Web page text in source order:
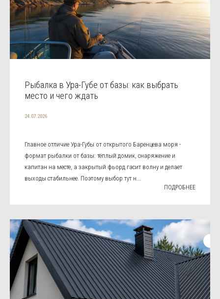
Рыбалка в Ура-Губе от базы: как выбрать
место и чего ждать
24.07.2026
Главное отличие Ура-Губы от открытого Баренцева моря -
формат рыбалки от базы: тёплый домик, снаряжение и
капитан на месте, а закрытый фьорд гасит волну и делает
выходы стабильнее. Поэтому выбор тут н...
ПОДРОБНЕЕ